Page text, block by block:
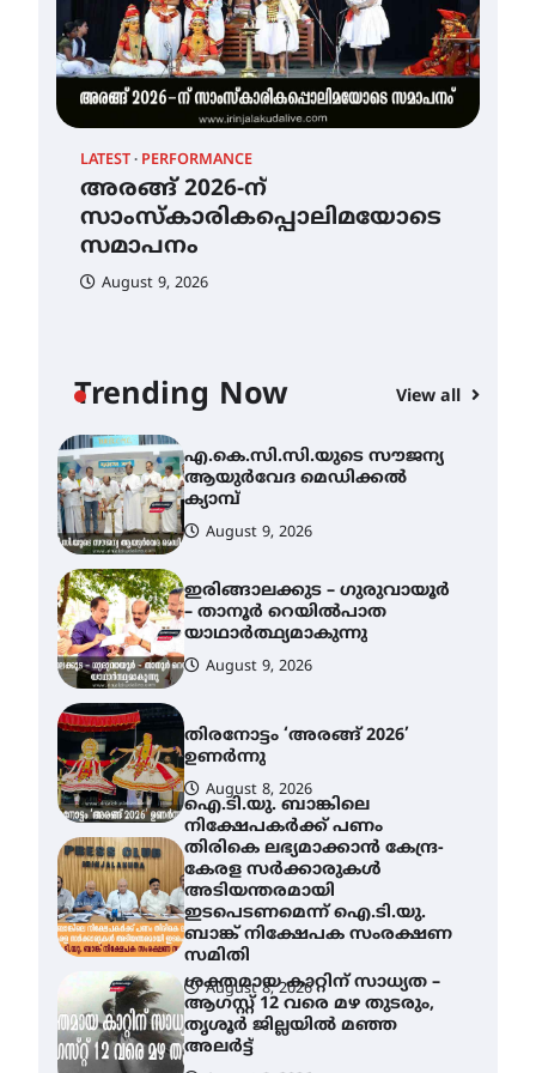
LATEST PERFORMANCE
അരങ്ങ് 2026-ന്
സാംസ്കാരികപ്പൊലിമയോടെ
സമാപനം
August 9, 2026
Trending Now View all
നിക്ഷേപകർക്ക് പണം
തിരികെ ലഭ്യമാക്കാൻ കേന്ദ്ര-
കേരള സർക്കാരുകൾ
അടിയന്തരമായി
ഇടപെടണമെന്ന് ഐ.ടി.യു.
ബാങ്ക് നിക്ഷേപക സംരക്ഷണ
സമിതി
August 8, 2026
ശക്തമായ കാറ്റിന് സാധ്യത –
ആഗസ്റ്റ് 12 വരെ മഴ തുടരും,
തൃശൂർ ജില്ലയിൽ മഞ്ഞ
അലർട്ട്
August 8, 2026
August 9, 2026
എ.കെ.സി.സി.യുടെ സൗജന്യ
ആയുർവേദ മെഡിക്കൽ
ക്യാമ്പ്
August 9, 2026
ഇരിങ്ങാലക്കുട – ഗുരുവായൂർ
– താനൂർ റെയിൽപാത
യാഥാർത്ഥ്യമാകുന്നു
August 9, 2026
തിരനോട്ടം ‘അരങ്ങ് 2026’
ഉണർന്നു
August 8, 2026
ഐ.ടി.യു. ബാങ്കിലെ
നിക്ഷേപകർക്ക് പണം
തിരികെ ലഭ്യമാക്കാൻ കേന്ദ്ര-
കേരള സർക്കാരുകൾ
അടിയന്തരമായി
ഇടപെടണമെന്ന് ഐ.ടി.യു.
ബാങ്ക് നിക്ഷേപക സംരക്ഷണ
സമിതി
August 8, 2026
ശക്തമായ കാറ്റിന് സാധ്യത –
ആഗസ്റ്റ് 12 വരെ മഴ തുടരും,
തൃശൂർ ജില്ലയിൽ മഞ്ഞ
അലർട്ട്